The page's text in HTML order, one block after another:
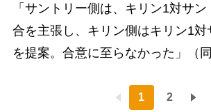
「サントリー側は、キリン1対サ
合を主張し、キリン側はキリン1対
を提案。合意に至らなかった」（同
1 2